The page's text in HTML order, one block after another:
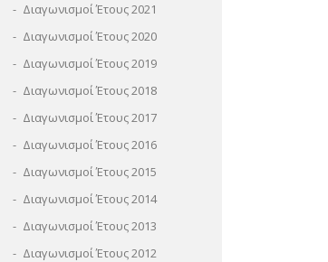
Διαγωνισμοί Έτους 2021
Διαγωνισμοί Έτους 2020
Διαγωνισμοί Έτους 2019
Διαγωνισμοί Έτους 2018
Διαγωνισμοί Έτους 2017
Διαγωνισμοί Έτους 2016
Διαγωνισμοί Έτους 2015
Διαγωνισμοί Έτους 2014
Διαγωνισμοί Έτους 2013
Διαγωνισμοί Έτους 2012